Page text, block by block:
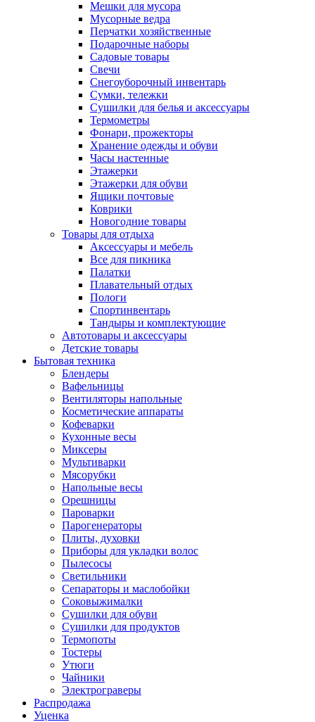
Мешки для мусора
Мусорные ведра
Перчатки хозяйственные
Подарочные наборы
Садовые товары
Свечи
Снегоуборочный инвентарь
Сумки, тележки
Сушилки для белья и аксессуары
Термометры
Фонари, прожекторы
Хранение одежды и обуви
Часы настенные
Этажерки
Этажерки для обуви
Ящики почтовые
Коврики
Новогодние товары
Товары для отдыха
Аксессуары и мебель
Все для пикника
Палатки
Плавательный отдых
Пологи
Спортинвентарь
Тандыры и комплектующие
Автотовары и аксессуары
Детские товары
Бытовая техника
Блендеры
Вафельницы
Вентиляторы напольные
Косметические аппараты
Кофеварки
Кухонные весы
Миксеры
Мультиварки
Мясорубки
Напольные весы
Орешницы
Пароварки
Парогенераторы
Плиты, духовки
Приборы для укладки волос
Пылесосы
Светильники
Сепараторы и маслобойки
Соковыжималки
Сушилки для обуви
Сушилки для продуктов
Термопоты
Тостеры
Утюги
Чайники
Электрограверы
Распродажа
Уценка